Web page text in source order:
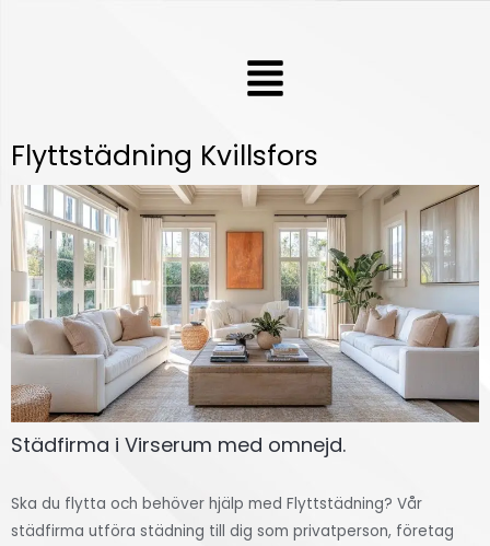
Meny
Flyttstädning Kvillsfors
Städfirma i Virserum med omnejd.
Ska du flytta och behöver hjälp med Flyttstädning? Vår
städfirma utföra städning till dig som privatperson, företag